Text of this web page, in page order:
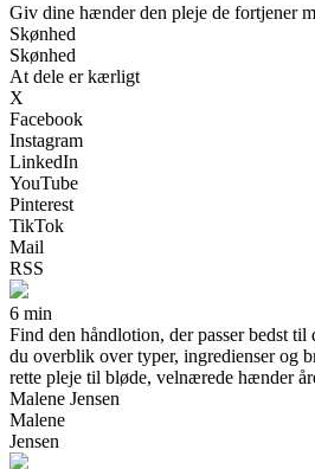
Giv dine hænder den pleje de fortjener
Skønhed
Skønhed
At dele er kærligt
X
Facebook
Instagram
LinkedIn
YouTube
Pinterest
TikTok
Mail
RSS
6 min
Find den håndlotion, der passer bedst
du overblik over typer, ingredienser og
rette pleje til bløde, velnærede hænder
Malene Jensen
Malene
Jensen